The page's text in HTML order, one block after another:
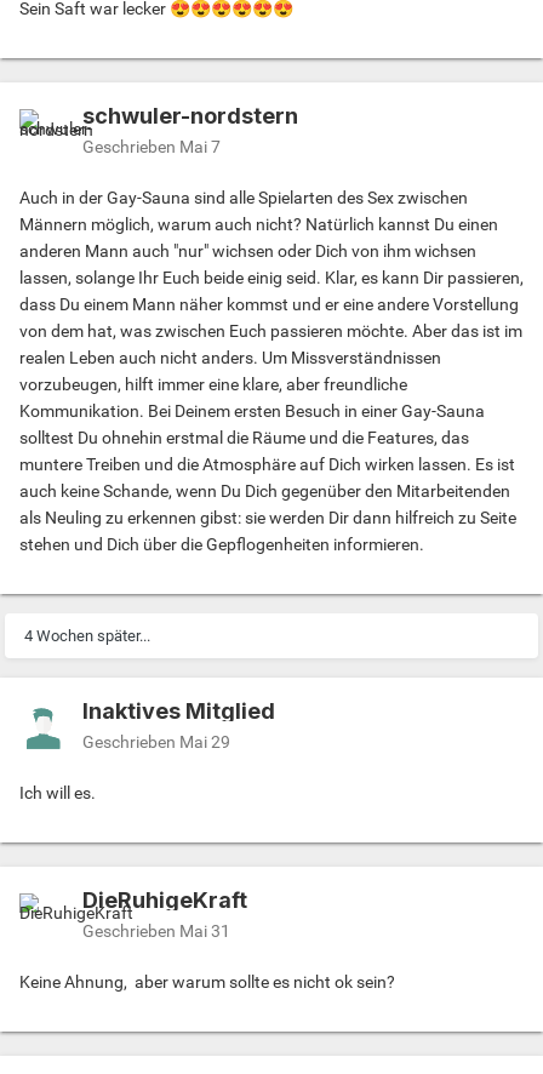
Sein Saft war lecker 😍😍😍😍😍😍
schwuler-nordstern
Geschrieben Mai 7
Auch in der Gay-Sauna sind alle Spielarten des Sex zwischen
Männern möglich, warum auch nicht? Natürlich kannst Du einen
anderen Mann auch "nur" wichsen oder Dich von ihm wichsen
lassen, solange Ihr Euch beide einig seid. Klar, es kann Dir passieren,
dass Du einem Mann näher kommst und er eine andere Vorstellung
von dem hat, was zwischen Euch passieren möchte. Aber das ist im
realen Leben auch nicht anders. Um Missverständnissen
vorzubeugen, hilft immer eine klare, aber freundliche
Kommunikation. Bei Deinem ersten Besuch in einer Gay-Sauna
solltest Du ohnehin erstmal die Räume und die Features, das
muntere Treiben und die Atmosphäre auf Dich wirken lassen. Es ist
auch keine Schande, wenn Du Dich gegenüber den Mitarbeitenden
als Neuling zu erkennen gibst: sie werden Dir dann hilfreich zu Seite
stehen und Dich über die Gepflogenheiten informieren.
4 Wochen später...
Inaktives Mitglied
Geschrieben Mai 29
Ich will es.
DieRuhigeKraft
Geschrieben Mai 31
Keine Ahnung, aber warum sollte es nicht ok sein?